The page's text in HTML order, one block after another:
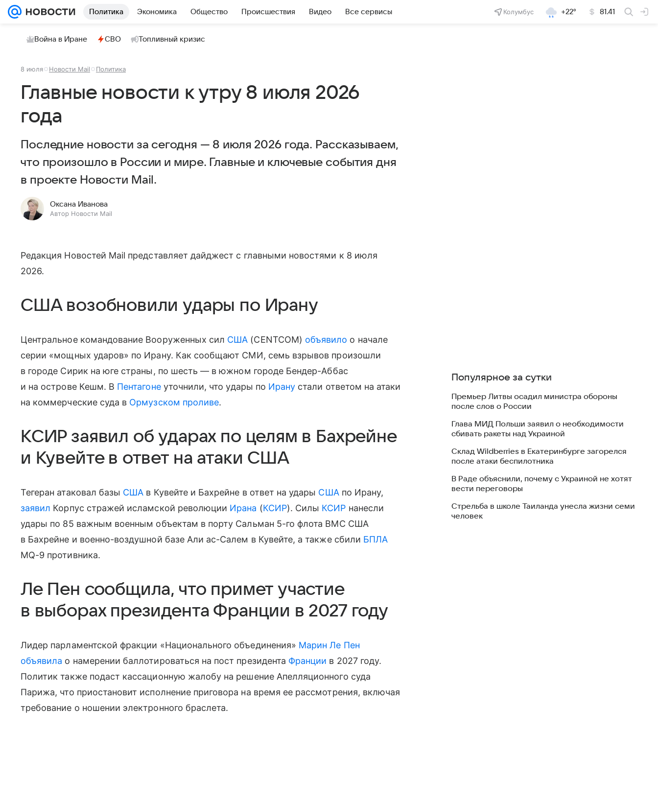
Политика Экономика Общество Происшествия Видео Все сервисы Колумбус +22° 81.41
Война в Иране СВО Топливный кризис
8 июля Новости Mail Политика
Главные новости к утру 8 июля 2026
года
Последние новости за сегодня — 8 июля 2026 года. Рассказываем,
что произошло в России и мире. Главные и ключевые события дня
в проекте Новости Mail.
Оксана Иванова
Автор Новости Mail
Редакция Новостей Mail представляет дайджест с главными новостями к 8 июля
2026.
США возобновили удары по Ирану
Центральное командование Вооруженных сил США (CENTCOM) объявило о начале
серии «мощных ударов» по Ирану. Как сообщают СМИ, семь взрывов произошли
в городе Сирик на юге страны, по шесть — в южном городе Бендер-Аббас
и на острове Кешм. В Пентагонеуточнили, что удары по Ирану стали ответом на атаки
на коммерческие суда в Ормузском проливе.
КСИР заявил об ударах по целям в Бахрейне
и Кувейте в ответ на атаки США
Тегеран атаковал базы США в Кувейте и Бахрейне в ответ на удары СШАпо Ирану,
заявил Корпус стражей исламской революции Ирана (КСИР). Силы КСИР нанесли
удары по 85 важным военным объектам в порту Сальман 5-го флота ВМС США
в Бахрейне и военно-воздушной базе Али ас-Салем в Кувейте, а также сбили БПЛА
MQ-9 противника.
Ле Пен сообщила, что примет участие
в выборах президента Франции в 2027 году
Лидер парламентской фракции «Национального объединения» Марин Ле Пен
объявила о намерении баллотироваться на пост президента Франции в 2027 году.
Политик также подаст кассационную жалобу на решение Апелляционного суда
Парижа, что приостановит исполнение приговора на время ее рассмотрения, включая
требование о ношении электронного браслета.
Популярное за сутки
Премьер Литвы осадил министра обороны
после слов о России
Глава МИД Польши заявил о необходимости
сбивать ракеты над Украиной
Склад Wildberries в Екатеринбурге загорелся
после атаки беспилотника
В Раде объяснили, почему с Украиной не хотят
вести переговоры
Стрельба в школе Таиланда унесла жизни семи
человек